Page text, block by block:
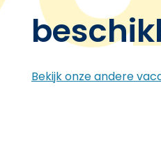
Bekijk onze andere